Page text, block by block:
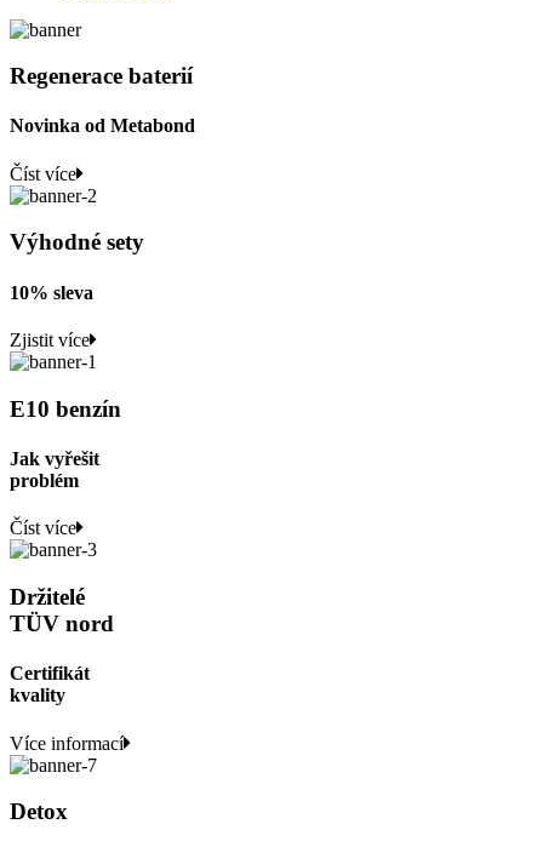
Regenerace baterií
Novinka od Metabond
Číst více
Výhodné sety
10% sleva
Zjistit více
E10 benzín
Jak vyřešit
problém
Číst více
Držitelé
TÜV nord
Certifikát
kvality
Více informací
Detox